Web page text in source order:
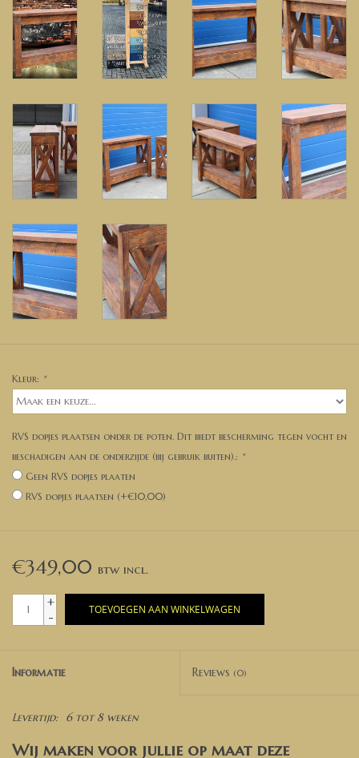
Blog
Kleur: *
RVS dopjes plaatsen onder de poten. Dit biedt bescherming tegen vocht en
beschadigen aan de onderzijde (bij gebruik buiten).: *
Geen RVS dopjes plaaten
RVS dopjes plaatsen (+€10,00)
€349,00
+
-
TOEVOEGEN AAN WINKELWAGEN
Informatie Reviews (0)
Levertijd: 6 tot 8 weken
Wij maken voor jullie op maat deze